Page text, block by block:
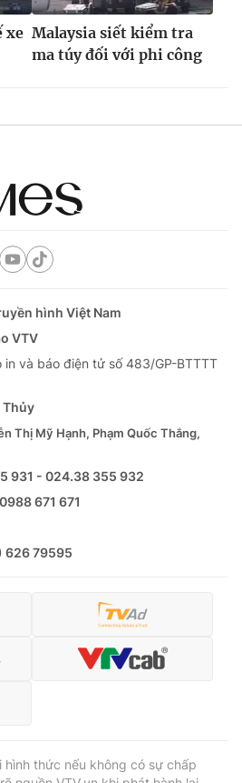
xe Malaysia siết kiểm tra
ma túy đối với phi công
hình Việt Nam
VTV
và báo điện tử số 483/GP-BTTTT
Thủy
Thị Mỹ Hạnh, Phạm Quốc Thắng,
931 - 024.38 355 932
0988 671 671
626 79595
hình thức nếu không có sự chấp